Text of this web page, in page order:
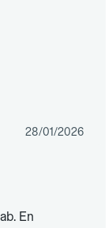
28/01/2026
En